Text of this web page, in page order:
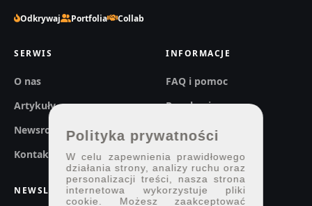
Odkrywaj Portfolia Collab
SERWIS
O nas
Artykuły
Newsroom
Kontakt
INFORMACJE
FAQ i pomoc
Regulaminy
Prywatność
NEWSLETTER
Polityka prywatności
W celu zapewnienia prawidłowego
działania strony, analizy ruchu oraz
personalizacji treści, nasza strona
internetowa wykorzystuje pliki
cookie. Możesz zaakceptować